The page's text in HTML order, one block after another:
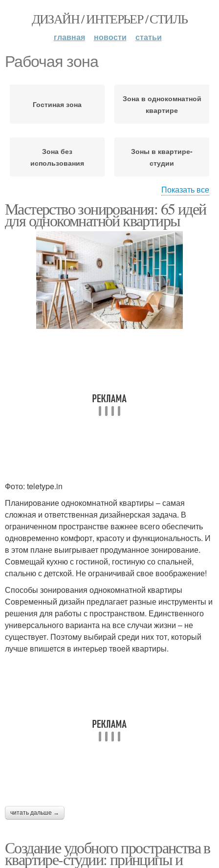
ДИЗАЙН / ИНТЕРЬЕР / СТИЛЬ
главная новости статьи
Рабочая зона
Гостиная зона
Зона в однокомнатной
квартире
Зона без
использования
Зоны в квартире-
студии
Зона в квартире-студии
Элементы между
зонами
Зона в комнате Зоны в комнате
Уютный рабочий
Освещение для
рабочего
Зона в современном
стиле
Зона в кабинете
Рабочий место
Освещение в рабочей
Игровая зона Зона в спальне
Показать все
Мастерство зонирования: 65 идей
для однокомнатной квартиры
Фото: teletype.in
Планирование однокомнатной квартиры – самая
сложная и ответственная дизайнерская задача. В
ограниченном пространстве важнее всего обеспечить
одновременно комфорт, красоту и функциональность. И
в этом плане выигрывает продуманное зонирование.
Совмещай кухню с гостиной, гостиную со спальней,
спальню с детской. Не ограничивай свое воображение!
Способы зонирования однокомнатной квартиры
Современный дизайн предлагает разные инструменты и
решения для работы с пространством. Единственного
универсального варианта на все случаи жизни – не
существует. Поэтому выбирай среди них тот, который
лучше впишется в интерьер твоей квартиры.
читать дальше →
Создание удобного пространства в
квартире-студии: принципы и